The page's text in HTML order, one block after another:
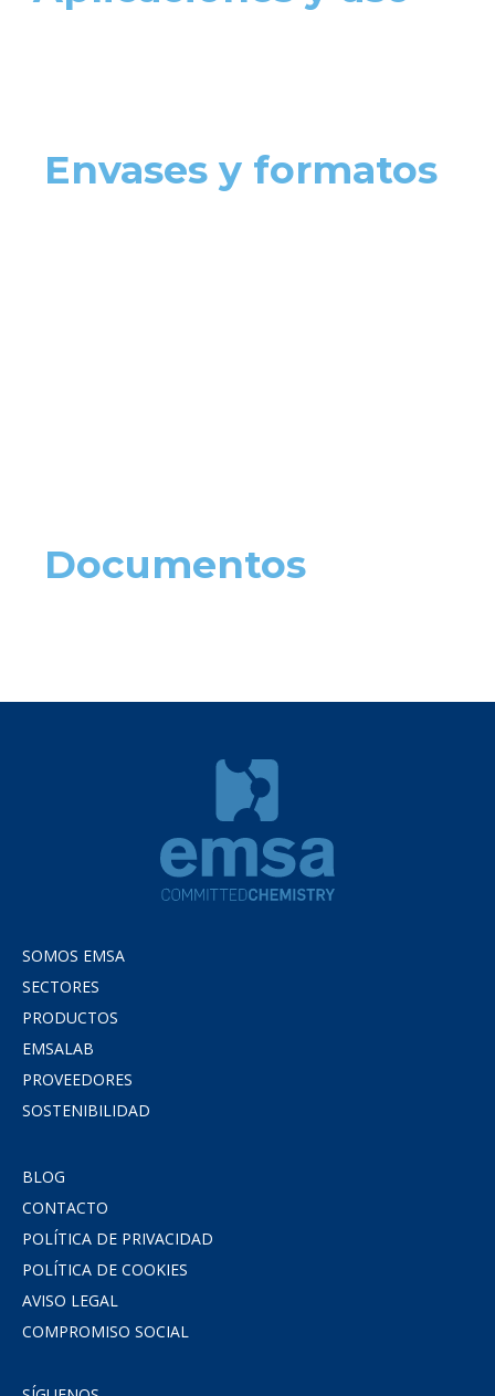
Envases y formatos
Documentos
SOMOS EMSA
SECTORES
PRODUCTOS
EMSALAB
PROVEEDORES
SOSTENIBILIDAD
BLOG
CONTACTO
POLÍTICA DE PRIVACIDAD
POLÍTICA DE COOKIES
AVISO LEGAL
COMPROMISO SOCIAL